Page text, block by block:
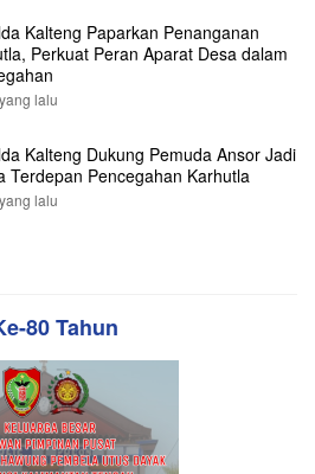
Kalteng Paparkan Penanganan
Perkuat Peran Aparat Desa dalam
lalu
Kalteng Dukung Pemuda Ansor Jadi
Terdepan Pencegahan Karhutla
lalu
80 Tahun